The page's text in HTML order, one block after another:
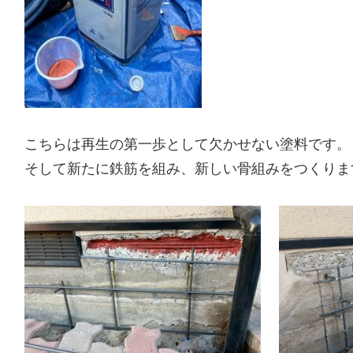
こちらは再生の第一歩として欠かせない塗料です。
そして新たに鉄筋を組み、新しい骨組みをつくり